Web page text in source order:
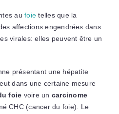
aufoie telles que la
affections engendrées dans
virales: elles peuvent être un
présentant une hépatite
dans une certaine mesure
foie voire un carcinome
CHC (cancer du foie). Le